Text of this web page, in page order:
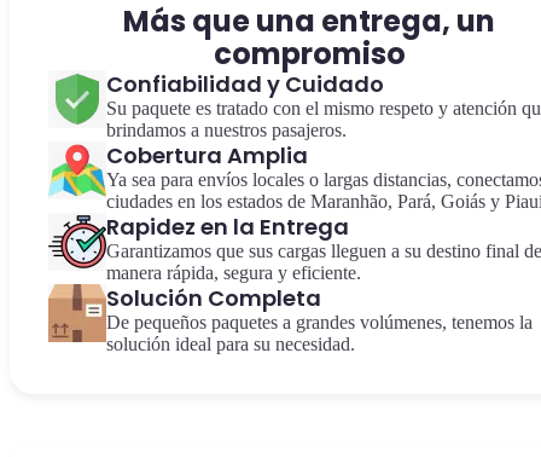
Más que una entrega, un
compromiso
Confiabilidad y Cuidado
Su paquete es tratado con el mismo respeto y atención
brindamos a nuestros pasajeros.
Cobertura Amplia
Ya sea para envíos locales o largas distancias,
ciudades en los estados de Maranhão, Pará, Goiás y
Rapidez en la Entrega
Garantizamos que sus cargas lleguen a su destino final de
manera rápida, segura y eficiente.
Solución Completa
De pequeños paquetes a grandes volúmenes, tenemos la
solución ideal para su necesidad.